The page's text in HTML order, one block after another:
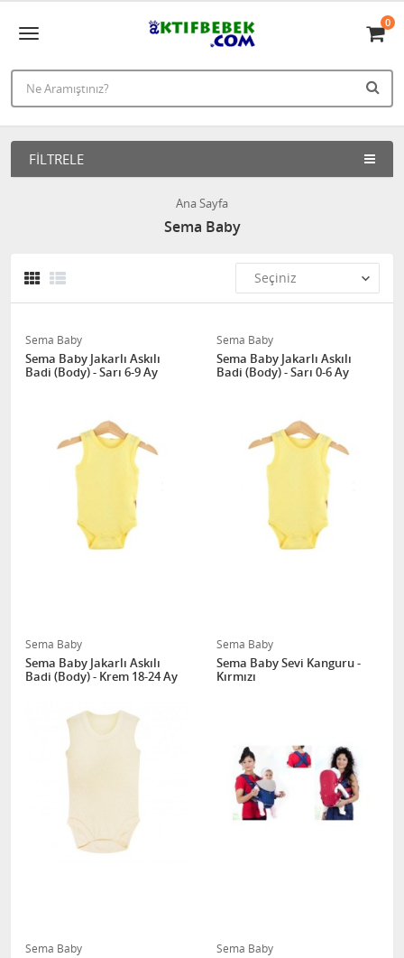
0
FILTRELE
Ana Sayfa
Sema Baby
Sema Baby
Sema Baby Jakarlı Askılı
Badi (Body) - Sarı 6-9 Ay
Sema Baby
Sema Baby Jakarlı Askılı
Badi (Body) - Sarı 0-6 Ay
Sema Baby
Sema Baby Jakarlı Askılı
Badi (Body) - Krem 18-24 Ay
Sema Baby
Sema Baby Sevi Kanguru -
Kırmızı
Sema Baby Sema Baby